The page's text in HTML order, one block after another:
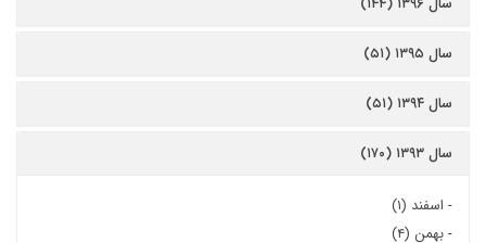
سال ۱۳۹۵ (۵۱)
سال ۱۳۹۴ (۵۱)
سال ۱۳۹۳ (۱۷۰)
- اسفند (۱)
-بهمن (۴)